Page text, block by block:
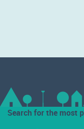
Search for the most